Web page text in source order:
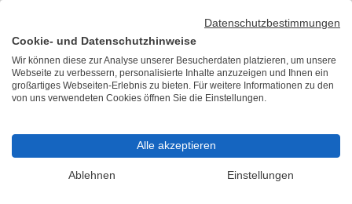
Jetzt Arbeitsschutzprämie beantragen
UVP197,50 € Sie sparen81,70 €
115,80 € je Stück
Versandkosten
Lieferzeit 6-10 Arbeitstage
Traversenbreite
Datenschutzbestimmungen
Cookie- und Datenschutzhinweise
Wir können diese zur Analyse unserer Besucherdaten platzieren, um unsere
Webseite zu verbessern, personalisierte Inhalte anzuzeigen und Ihnen ein
großartiges Webseiten-Erlebnis zu bieten. Für weitere Informationen zu den
von uns verwendeten Cookies öffnen Sie die Einstellungen.
Alle akzeptieren
Ablehnen Einstellungen